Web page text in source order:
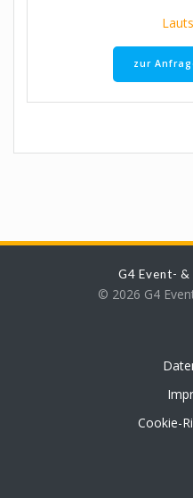
zur
G4 Event-
© 2026 G4
Cookie-